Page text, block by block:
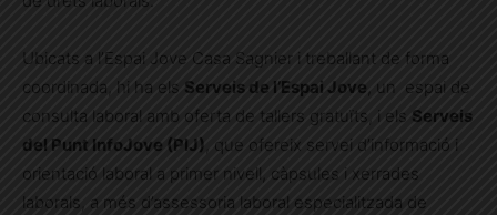
Ubicats a l’Espai Jove Casa Sagnier i treballant de forma
coordinada, hi ha els Serveis de l’Espai Jove, un espai de
consulta laboral amb oferta de tallers gratuïts, i els Serveis
del Punt InfoJove (PIJ)
, que ofereix servei d’informació i
orientació laboral a primer nivell, càpsules i xerrades
laborals, a més d’assessoria laboral especialitzada de